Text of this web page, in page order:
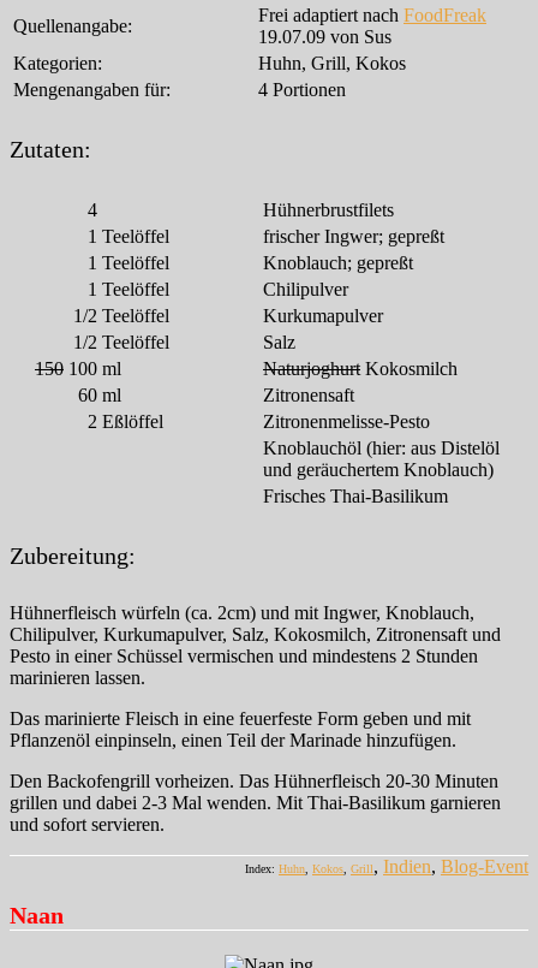
Quellenangabe:
Frei adaptiert nach FoodFreak
19.07.09 von Sus
Kategorien:
Huhn, Grill, Kokos
Mengenangaben für:
4 Portionen
Zutaten:
4
Hühnerbrustfilets
1 Teelöffel
frischer Ingwer; gepreßt
1 Teelöffel
Knoblauch; gepreßt
1 Teelöffel
Chilipulver
1/2 Teelöffel
Kurkumapulver
1/2 Teelöffel
Salz
150 100 ml Naturjoghurt Kokosmilch
60 ml
Zitronensaft
2 Eßlöffel
Zitronenmelisse-Pesto
Knoblauchöl (hier: aus Distelöl
und geräuchertem Knoblauch)
Frisches Thai-Basilikum
Zubereitung:
Hühnerfleisch würfeln (ca. 2cm) und mit Ingwer, Knoblauch,
Chilipulver, Kurkumapulver, Salz, Kokosmilch, Zitronensaft und
Pesto in einer Schüssel vermischen und mindestens 2 Stunden
marinieren lassen.
Das marinierte Fleisch in eine feuerfeste Form geben und mit
Pflanzenöl einpinseln, einen Teil der Marinade hinzufügen.
Den Backofengrill vorheizen. Das Hühnerfleisch 20-30 Minuten
grillen und dabei 2-3 Mal wenden. Mit Thai-Basilikum garnieren
und sofort servieren.
Index: Huhn Kokos Grill, Indien, Blog-Event
Naan